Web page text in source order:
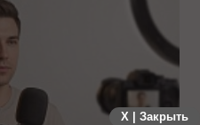
X | Закрыть